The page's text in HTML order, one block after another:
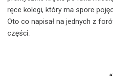
ręce kolegi, który ma spore
Oto co napisał na jednych z
części: